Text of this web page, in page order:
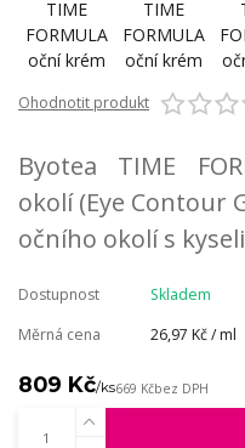
Ohodnotit produkt
Byotea TIME
okolí (Eye Contour
očního okolí s
Dostupnost
Skladem
Měrná cena
26,97 Kč / ml
809 Kč/ks669 Kčbez DPH